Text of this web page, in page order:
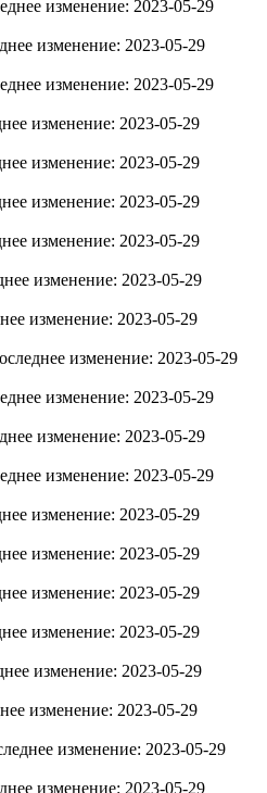
изменение: 2023-05-29
изменение: 2023-05-29
изменение: 2023-05-29
изменение: 2023-05-29
изменение: 2023-05-29
изменение: 2023-05-29
изменение: 2023-05-29
изменение: 2023-05-29
изменение: 2023-05-29
изменение: 2023-05-29
изменение: 2023-05-29
изменение: 2023-05-29
изменение: 2023-05-29
изменение: 2023-05-29
изменение: 2023-05-29
изменение: 2023-05-29
изменение: 2023-05-29
изменение: 2023-05-29
изменение: 2023-05-29
изменение: 2023-05-29
изменение: 2023-05-29